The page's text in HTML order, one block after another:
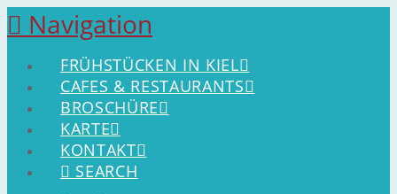
Navigation
FRÜHSTÜCKEN IN KIEL
CAFES & RESTAURANTS
BROSCHÜRE
KARTE
KONTAKT
SEARCH